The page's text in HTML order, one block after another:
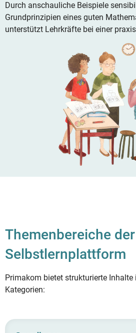
Durch anschauliche Beispiele
Grundprinzipien eines guten
unterstützt Lehrkräfte bei einer
Themenbereiche der
Selbstlernplattform
Primakom bietet strukturierte Inhalte
Kategorien: